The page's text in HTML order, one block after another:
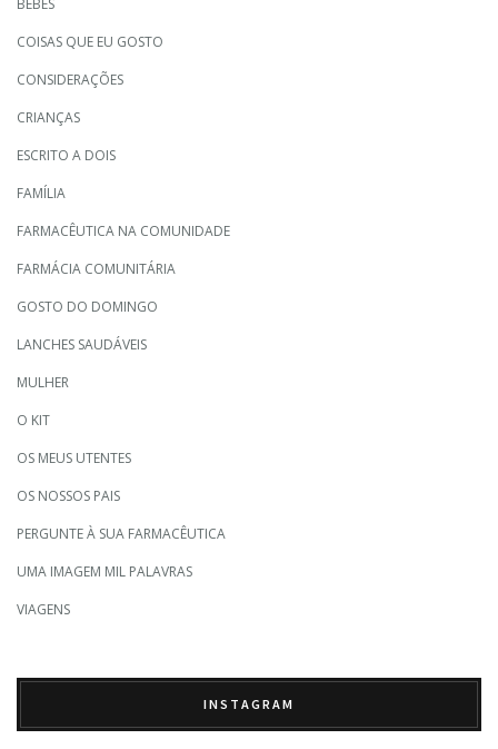
COISAS QUE EU GOSTO
CONSIDERAÇÕES
CRIANÇAS
ESCRITO A DOIS
FAMÍLIA
FARMACÊUTICA NA COMUNIDADE
FARMÁCIA COMUNITÁRIA
GOSTO DO DOMINGO
LANCHES SAUDÁVEIS
MULHER
O KIT
OS MEUS UTENTES
OS NOSSOS PAIS
PERGUNTE À SUA FARMACÊUTICA
UMA IMAGEM MIL PALAVRAS
VIAGENS
INSTAGRAM